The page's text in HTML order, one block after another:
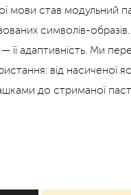
мови став модульний
символів-
її адаптивність. Ми
від насиченої
до стриманої